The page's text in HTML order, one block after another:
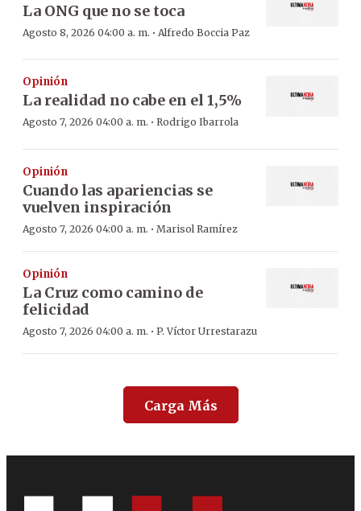
La ONG que no se toca
Agosto 8, 2026 04:00 a. m. · Alfredo Boccia Paz
Opinión
La realidad no cabe en el 1,5%
Agosto 7, 2026 04:00 a. m. · Rodrigo Ibarrola
Opinión
Cuando las apariencias se
vuelven inspiración
Agosto 7, 2026 04:00 a. m. · Marisol Ramírez
Opinión
La Cruz como camino de
felicidad
Agosto 7, 2026 04:00 a. m. · P. Víctor Urrestarazu
Carga Más